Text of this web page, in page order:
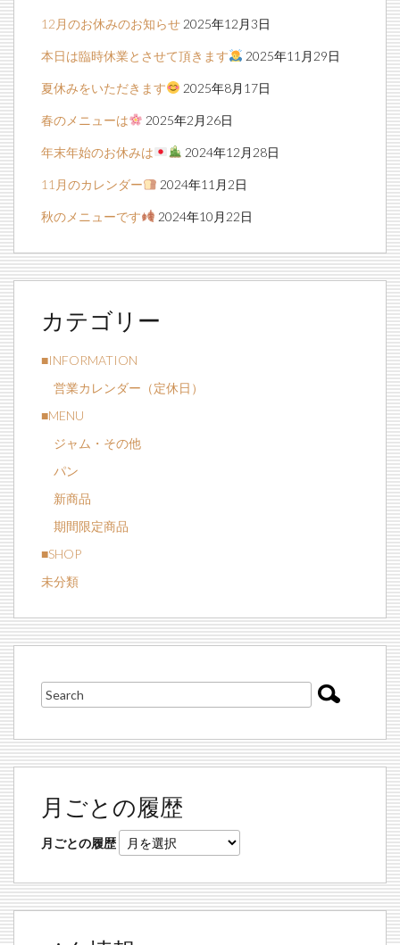
12月のお休みのお知らせ 2025年12月3日
本日は臨時休業とさせて頂きます 2025年11月29日
夏休みをいただきます 2025年8月17日
春のメニューは 2025年2月26日
年末年始のお休みは 2024年12月28日
11月のカレンダー 2024年11月2日
秋のメニューです 2024年10月22日
カテゴリー
■INFORMATION
営業カレンダー（定休日）
■MENU
ジャム・その他
パン
新商品
期間限定商品
■SHOP
未分類
月ごとの履歴
月ごとの履歴